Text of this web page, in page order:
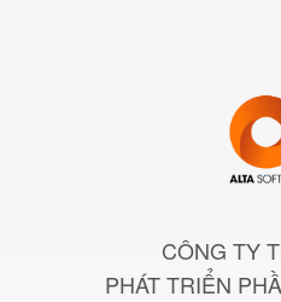
CÔNG TY
PHÁT TRIỂN